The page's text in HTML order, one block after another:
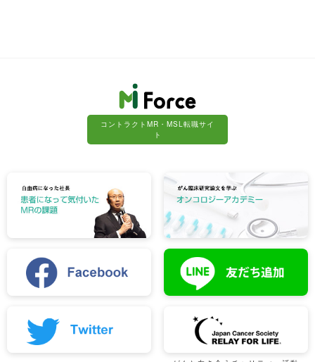
コントラクトMR・MSL転職サイ
ト